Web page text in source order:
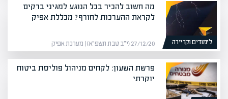
לימודים וקריירה
מה חשוב להכיר בכל הנוגע למגיני ברקים
לקראת ההערכות לחורף? מכללת אפיק
27/12/20 (י״ב טבת תשפ״א) | מערכת אפיק
פרשת השעון: לקחים מניהול פוליסת ביטוח
יוקרתי